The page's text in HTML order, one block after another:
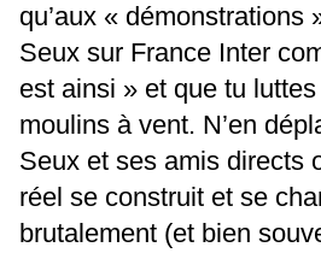
qu’aux « démonstrations
Seux sur France Inter
est ainsi » et que tu
moulins à vent. N’en
Seux et ses amis directs
réel se construit et se
brutalement (et bien